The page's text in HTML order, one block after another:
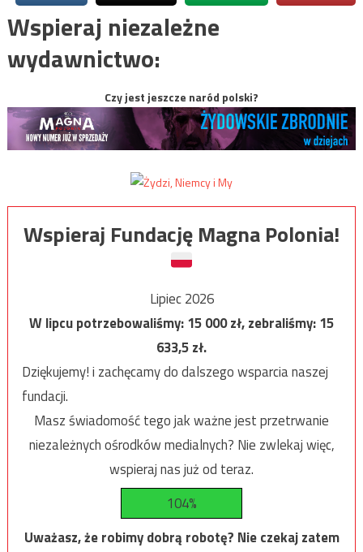
Wspieraj niezależne
wydawnictwo:
Czy jest jeszcze naród polski?
Wspieraj Fundację Magna Polonia!
Lipiec 2026
W lipcu potrzebowaliśmy:15 000zł, zebraliśmy:15
633,5zł.
Dziękujemy! i zachęcamy do dalszego wsparcia naszej
fundacji.
Masz świadomość tego jak ważne jest przetrwanie
niezależnych ośrodków medialnych? Nie zwlekaj więc,
wspieraj nas już od teraz.
104%
Uważasz, że robimy dobrą robotę? Nie czekaj zatem